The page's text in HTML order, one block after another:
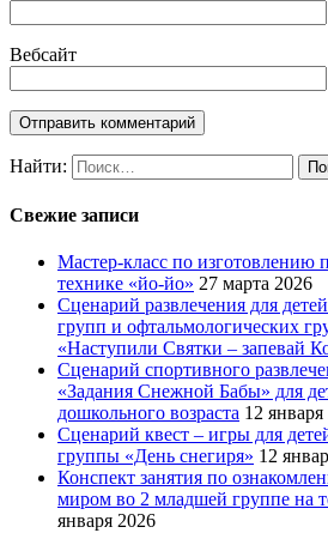
Вебсайт
Найти:
Свежие записи
Мастер-класс по изготовлению
технике «йо-йо» 27 марта 2026
Сценарий развлечения для
групп и офтальмологических
«Наступили Святки – запевай
Сценарий спортивного
«Задания Снежной Бабы» для
дошкольного возраста 12
Сценарий квест – игры для
группы «День снегиря» 12
Конспект занятия по
миром во 2 младшей группе на
января 2026